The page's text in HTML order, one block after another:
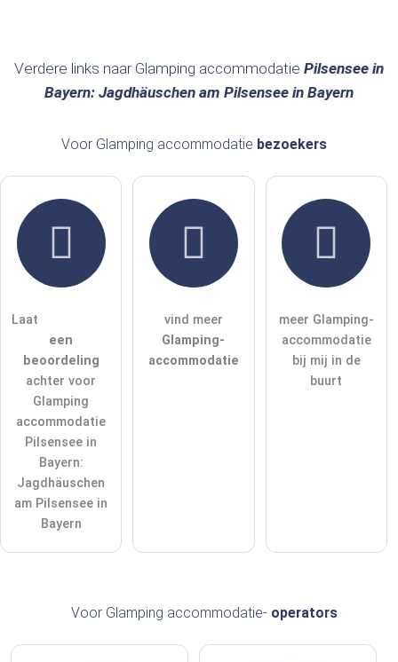
Ik accepteer hierbij dealgemene voorwaarden.
Ik heb de gegevensbeschermingsverklaring gelezen.
stel een publieke vraag
voor alle bezoekers zichtbaar
Klik hier om een
te stellen aan de
Glamping accommodatie-invoer
Verdere links naar Glamping accommodatie Pilsensee in
Bayern: Jagdhäuschen am Pilsensee in Bayern
Voor Glamping accommodatie bezoekers
Laat
een
beoordeling
achter voor
Glamping
accommodatie
Pilsensee in
Bayern:
Jagdhäuschen
am Pilsensee in
Bayern
vind meer
Glamping-
accommodatie
meer Glamping-
accommodatie
bij mij in de
buurt
Voor Glamping accommodatie- operators